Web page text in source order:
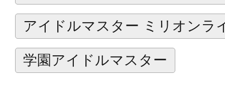
アイドルマスター ミリオンラ
学園アイドルマスター